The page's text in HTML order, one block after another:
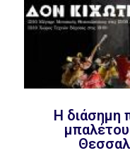
Η διάσημη